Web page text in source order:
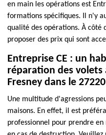
en main les opérations est
formations spécifiques. Il n'y
qualité des opérations. À côté
proposer des prix qui sont
Entreprise CE : un
réparation des volets
Fresney dans le 27220
Une multitude d'agressions
maisons. En effet, il est
professionnel pour prendre